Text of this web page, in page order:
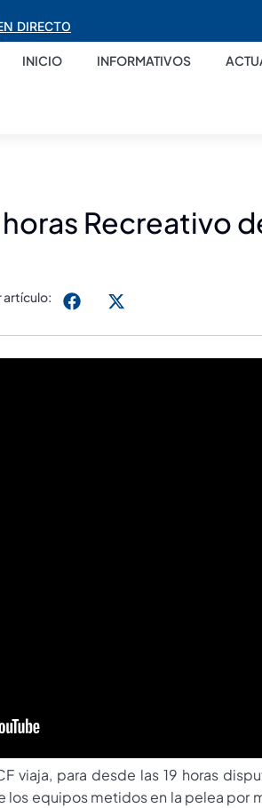
DIRECTO
INICIO INFORMATIVOS
horas Recreativo
viaja, para desde las 19 horas
los equipos metidos en la pelea